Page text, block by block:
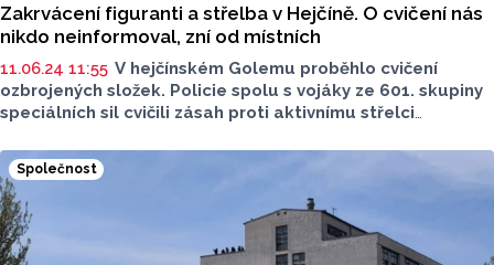
Zakrvácení figuranti a střelba v Hejčíně. O cvičení nás
nikdo neinformoval, zní od místních
11.06.24 11:55 V hejčínském Golemu proběhlo cvičení
ozbrojených složek. Policie spolu s vojáky ze 601. skupiny
speciálních sil cvičili zásah proti aktivnímu střelci
Komise městské části Hejčín nebyly školy, ani samotná
komise, o cvičení informované. Armáda se už za své
pochybení omluvila.
Společnost